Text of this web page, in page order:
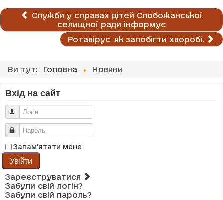
Служби у справах дітей Слобожанської
селищної ради інформує
Ротавірус: як запобігти хворобі.
Ви тут: Головна Новини
Вхід на сайт
Логін
Пароль
Запам'ятати мене
Увійти
Зареєструватися
Забули свій логін?
Забули свій пароль?